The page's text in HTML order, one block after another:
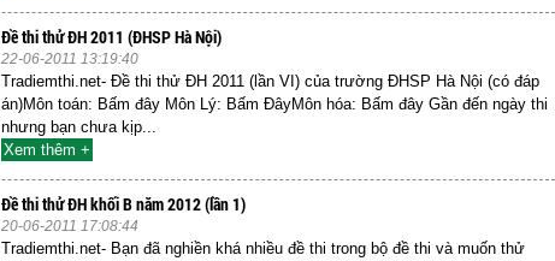
Đề thi thử ĐH 2011 (ĐHSP Hà Nội)
22-06-2011 13:19:40
Tradiemthi.net- Đề thi thử ĐH 2011 (lần VI) của trường ĐHSP Hà Nội (có đáp
án)Môn toán: Bấm đây Môn Lý: Bấm ĐâyMôn hóa: Bấm đây Gần đến ngày thi
nhưng bạn chưa kịp...
Xem thêm +
Đề thi thử ĐH khối B năm 2012 (lần 1)
20-06-2011 17:08:44
Tradiemthi.net- Bạn đã nghiền khá nhiều đề thi trong bộ đề thi và muốn thử